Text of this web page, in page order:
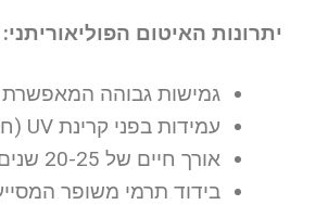
יתרונות האיטום הפוליאוריתני:
גמישות גבוהה המאפשרת
עמידות בפני קרינת UV (חשוב במיוחד באקלים הישראלי)
אורך חיים של 20-25 שנים בממוצע
בידוד תרמי משופר